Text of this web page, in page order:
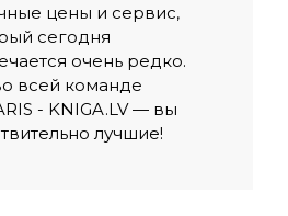
цены и сервис,
сегодня
очень редко.
всей команде
- KNIGA.LV — вы
лучшие!